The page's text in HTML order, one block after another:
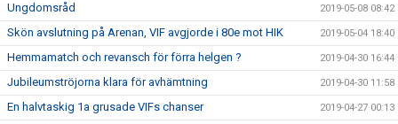
Ungdomsråd 2019-05-08 08:42
Skön avslutning på Arenan, VIF avgjorde i 80e mot HIK 2019-05-04 18:40
Hemmamatch och revansch för förra helgen ? 2019-04-30 16:44
Jubileumströjorna klara för avhämtning 2019-04-30 11:58
En halvtaskig 1a grusade VIFs chanser 2019-04-27 00:13